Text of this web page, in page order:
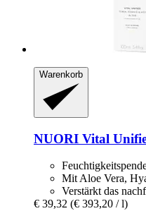
Warenkorb
NUORI Vital
Mit Aloe Vera,
Verstärkt das
€ 39,32 (€ 393,20 / l)